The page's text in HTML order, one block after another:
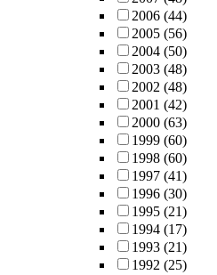
2006 (44)
2005 (56)
2004 (50)
2003 (48)
2002 (48)
2001 (42)
2000 (63)
1999 (60)
1998 (60)
1997 (41)
1996 (30)
1995 (21)
1994 (17)
1993 (21)
1992 (25)